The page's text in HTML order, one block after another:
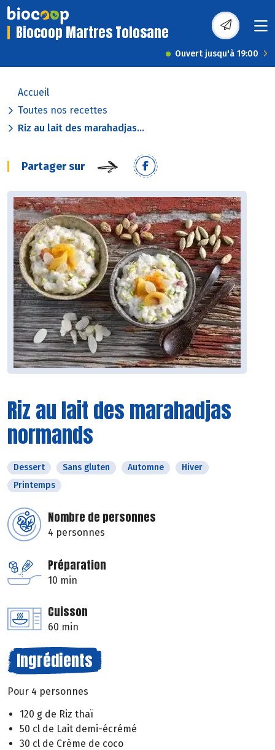
Biocoop Martres Tolosane
Ouvert jusqu'à 19:00
Accueil
Toutes nos recettes
Riz au lait des marahadjas...
Partager sur
Riz au lait des marahadjas
normands
Dessert Sans gluten Automne
Hiver
Printemps
Nombre de personnes
4 personnes
Préparation
10 min
Cuisson
60 min
Ingrédients
Pour 4 personnes
120 g de Riz thaï
50 cl de Lait demi-écrémé
30 cl de Crème de coco